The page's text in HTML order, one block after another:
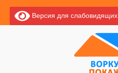
Версия для слабовидящих